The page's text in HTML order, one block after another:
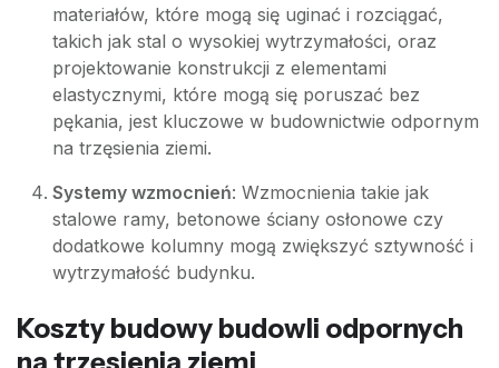
materiałów, które mogą się uginać i rozciągać,
takich jak stal o wysokiej wytrzymałości, oraz
projektowanie konstrukcji z elementami
elastycznymi, które mogą się poruszać bez
pękania, jest kluczowe w budownictwie odpornym
na trzęsienia ziemi.
Systemy wzmocnień: Wzmocnienia takie jak
stalowe ramy, betonowe ściany osłonowe czy
dodatkowe kolumny mogą zwiększyć sztywność i
wytrzymałość budynku.
Koszty budowy budowli odpornych